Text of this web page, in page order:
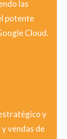
las
potente
Cloud.
y
vendas de